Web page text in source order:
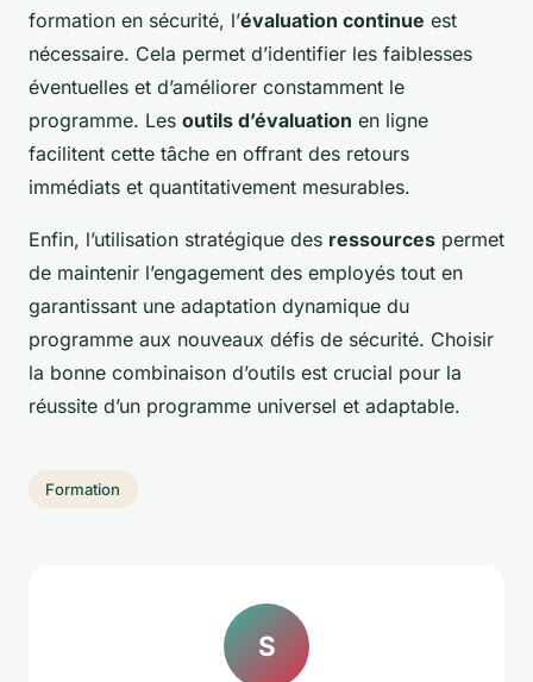
formation en sécurité, l’évaluation continue est
nécessaire. Cela permet d’identifier les faiblesses
éventuelles et d’améliorer constamment le
programme. Les outils d’évaluation en ligne
facilitent cette tâche en offrant des retours
immédiats et quantitativement mesurables.
Enfin, l’utilisation stratégique des ressources permet
de maintenir l’engagement des employés tout en
garantissant une adaptation dynamique du
programme aux nouveaux défis de sécurité. Choisir
la bonne combinaison d’outils est crucial pour la
réussite d’un programme universel et adaptable.
Formation
S